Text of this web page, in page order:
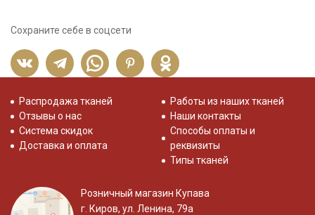
Сохраните себе в соцсети
Распродажа тканей
Отзывы о нас
Система скидок
Доставка и оплата
Работы из наших тканей
Наши контакты
Способы оплаты и
реквизиты
Типы тканей
Розничный магазин Купава
г. Киров, ул. Ленина, 79а